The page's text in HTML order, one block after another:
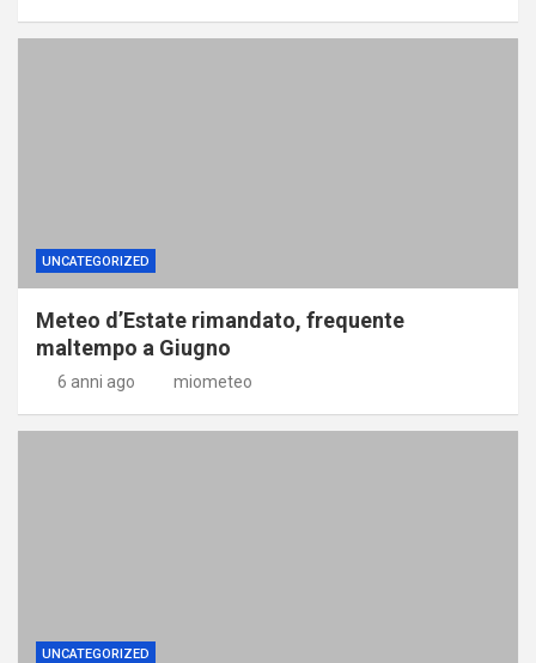
UNCATEGORIZED
Meteo d’Estate rimandato, frequente
maltempo a Giugno
6 anni ago miometeo
UNCATEGORIZED